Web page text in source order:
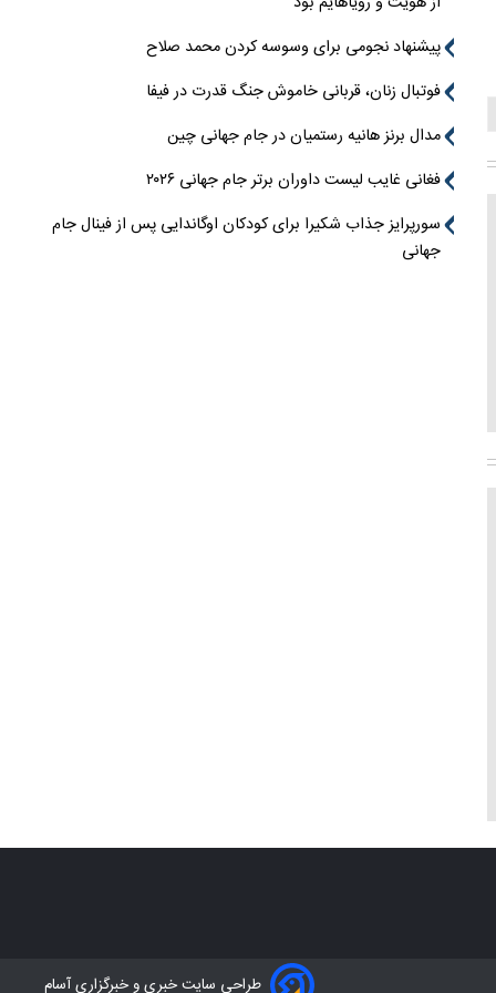
پیشنهاد نجومی برای وسوسه کردن محمد صلاح
فوتبال زنان، قربانی خاموش جنگ قدرت در فیفا
مدال برنز هانیه رستمیان در جام جهانی چین
فغانی غایب لیست داوران برتر جام جهانی ۲۰۲۶
سورپرایز جذاب شکیرا برای کودکان اوگاندایی پس از فینال جام
جهانی
طراحی سایت خبری و خبرگزاری آسام